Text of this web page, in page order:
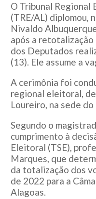
O Tribunal Regional
(TRE/AL) diplomou,
Nivaldo
após a retotalização
dos Deputados
(13). Ele assume a
A cerimônia foi
regional eleitoral,
Loureiro, na sede
Segundo o
cumprimento à
Eleitoral (TSE),
Marques, que
da totalização dos
de 2022 para a
Alagoas.